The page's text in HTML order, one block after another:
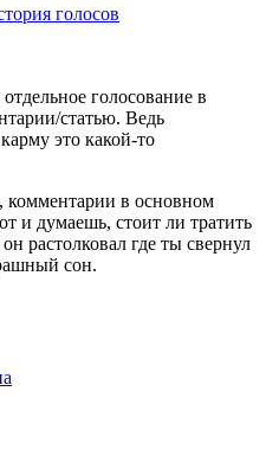
голосов
голосование в
статью. Ведь
это какой-то
в основном
и думаешь, стоит ли тратить
растолковал где ты свернул
сон.